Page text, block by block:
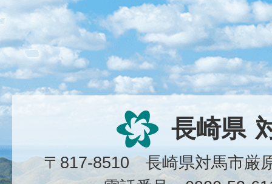
長崎県
〒817-8510 長崎県対馬市